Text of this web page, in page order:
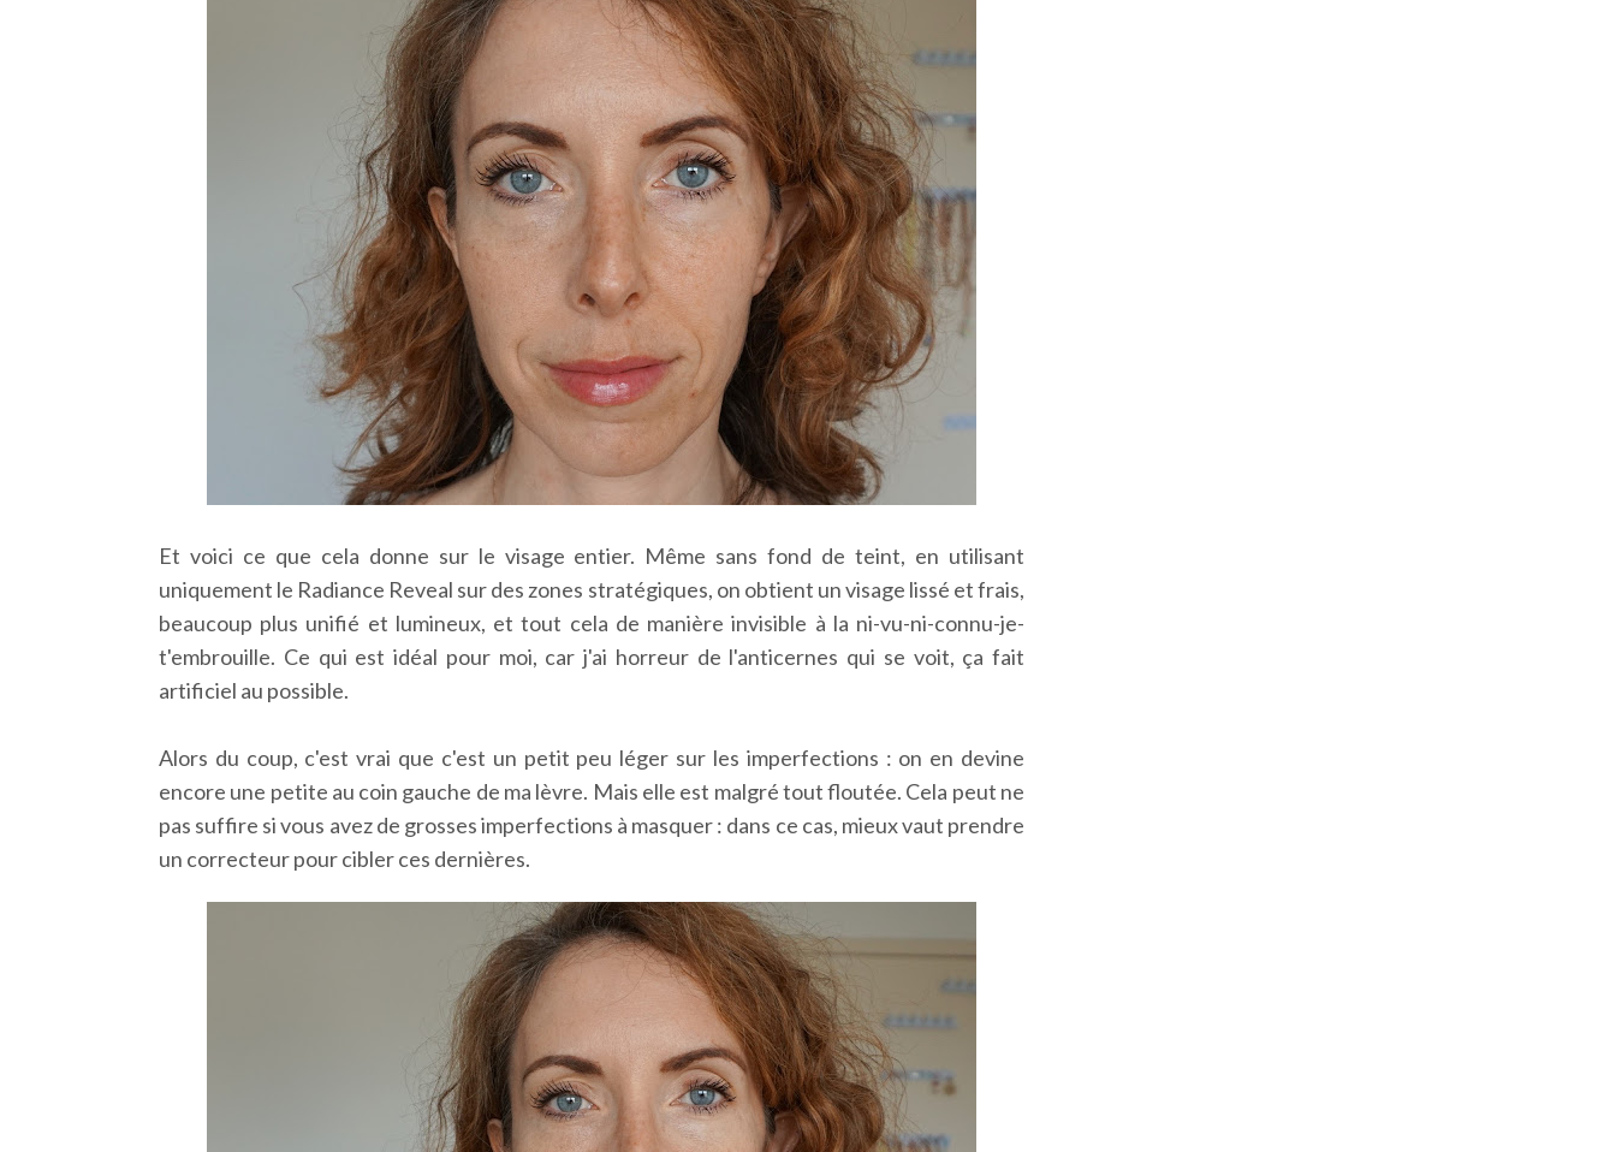
Et voici ce que cela donne sur le visage entier. Même sans fond de teint, en utilisant
uniquement le Radiance Reveal sur des zones stratégiques, on obtient un visage lissé et frais,
beaucoup plus unifié et lumineux, et tout cela de manière invisible à la ni-vu-ni-connu-je-
t'embrouille. Ce qui est idéal pour moi, car j'ai horreur de l'anticernes qui se voit, ça fait
artificiel au possible.
Alors du coup, c'est vrai que c'est un petit peu léger sur les imperfections : on en devine
encore une petite au coin gauche de ma lèvre. Mais elle est malgré tout floutée. Cela peut ne
pas suffire si vous avez de grosses imperfections à masquer : dans ce cas, mieux vaut prendre
un correcteur pour cibler ces dernières.